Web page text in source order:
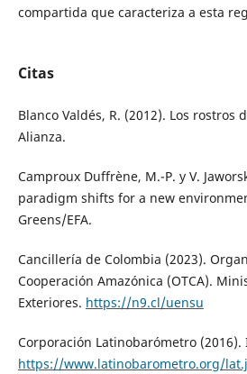
compartida que caracteriza a esta
Citas
Blanco Valdés, R. (2012). Los rostros
Alianza.
Camproux Duffrène, M.-P. y V.
paradigm shifts for a new
Greens/EFA.
Cancillería de Colombia (2023).
Cooperación Amazónica (OTCA).
Exteriores. https://n9.cl/uensu
Corporación Latinobarómetro (2016).
https://www.latinobarometro.org/